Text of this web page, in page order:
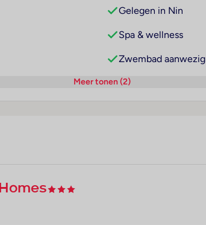
Gelegen in Nin
Spa & wellness
Zwembad aanwezig
Meer tonen (2)